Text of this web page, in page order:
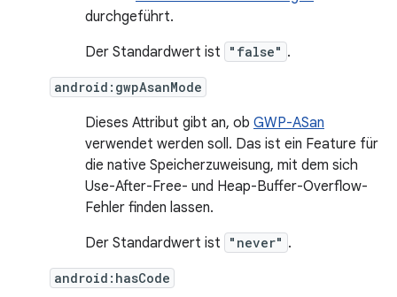
durchgeführt.
Der Standardwert ist
"false" .
android:gwpAsanMode
Dieses Attribut gibt an, ob GWP-ASan
verwendet werden soll. Das ist ein Feature für
die native Speicherzuweisung, mit dem sich
Use-After-Free- und Heap-Buffer-Overflow-
Fehler finden lassen.
Der Standardwert ist
"never" .
android:hasCode